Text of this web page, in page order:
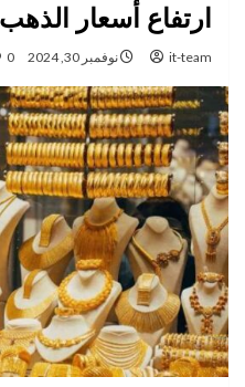
ارتفاع أسعار
it-team نوفمبر 30, 2024 0